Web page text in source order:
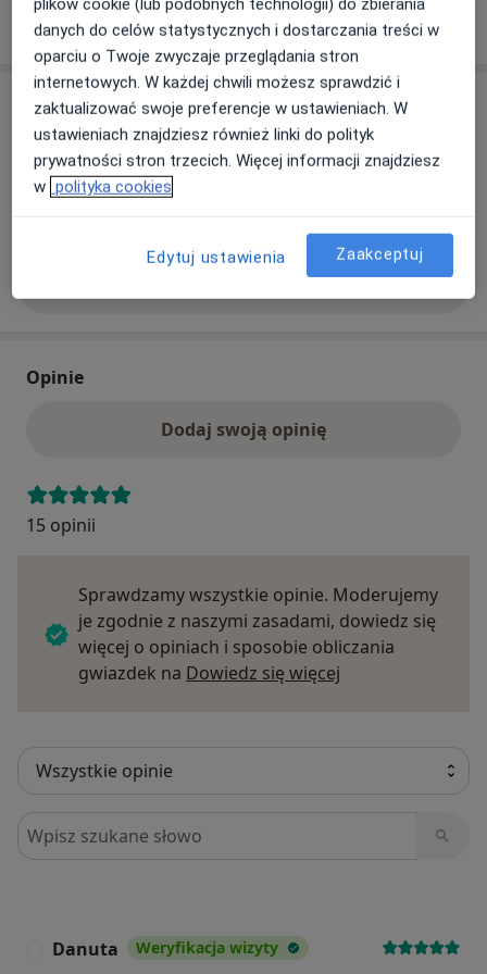
Pokaż więcej
o adresie
Ubezpieczenia - brak akceptowanych
Ten specjalista przyjmuje wyłącznie pacjentów
prywatnych. Możesz opłacić wizytę samodzielnie lub
znaleźć innego specjalistę, który akceptuje Twoje
Szukaj specjalistów według ubezpieczenia
Opinie
Dodaj swoją opinię
15 opinii
Sprawdzamy wszystkie opinie. Moderujemy
je zgodnie z naszymi zasadami, dowiedz się
więcej o opiniach i sposobie obliczania
gwiazdek na Dowiedz się więcej
Szukaj w opiniach
Danuta Weryfikacja wizyty
danych do celów statystycznych i dostarczania treści w
oparciu o Twoje zwyczaje przeglądania stron
internetowych. W każdej chwili możesz sprawdzić i
zaktualizować swoje preferencje w ustawieniach. W
ustawieniach znajdziesz również linki do polityk
prywatności stron trzecich. Więcej informacji znajdziesz
w polityka cookies
Edytuj ustawienia Zaakceptuj